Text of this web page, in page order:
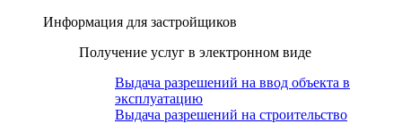
Информация для застройщиков
Получение услуг в электронном виде
Выдача разрешений на ввод объекта в
эксплуатацию
Выдача разрешений на строительство